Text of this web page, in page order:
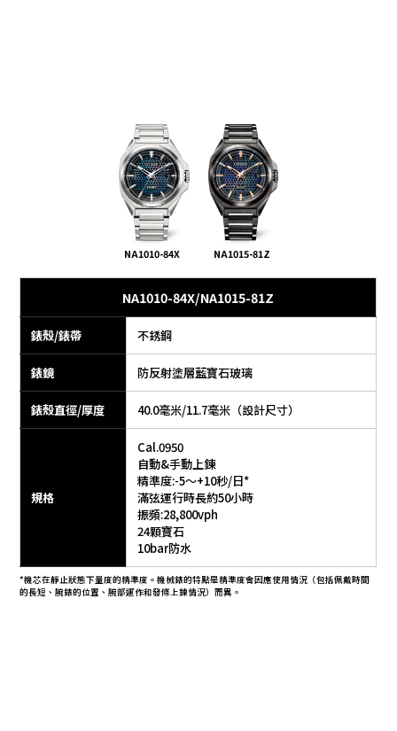
NA1010-84X NA1015-81Z
NA1010-84X/NA1015-81Z
錶殼/錶帶 不銹鋼
錶鏡 防反射塗層藍寶石玻璃
錶殼直徑/厚度 40.0毫米/11.7毫米（設計尺寸）
規格
Cal.0950
自動&手動上鍊
精準度:-5～+10秒/日*
滿弦運行時長約50小時
振頻:28,800vph
24顆寶石
10bar防水
*機芯在靜止狀態下量度的精準度。機械錶的特點是精準度會因應使用情況（包括佩戴時間
的長短、腕錶的位置、腕部運作和發條上鍊情況）而異。